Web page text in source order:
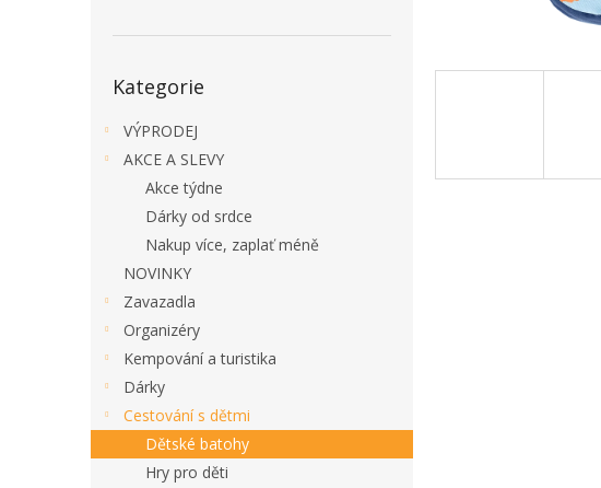
kategorie
Kategorie
VÝPRODEJ
AKCE A SLEVY
Akce týdne
Dárky od srdce
Nakup více, zaplať méně
NOVINKY
Zavazadla
Organizéry
Kempování a turistika
Dárky
Cestování s dětmi
Dětské batohy
Hry pro děti